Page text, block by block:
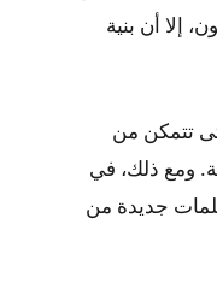
إلا أن بنية
تتمكن من
ومع ذلك، في
جديدة من